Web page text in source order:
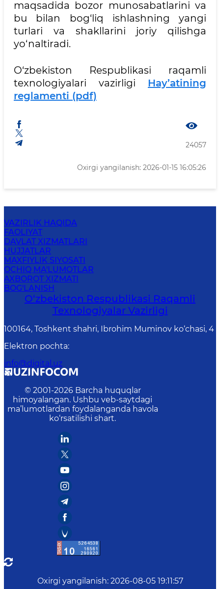
maqsadida bozor munosabatlarini va
bu bilan bog‘liq ishlashning yangi
turlari va shakllarini joriy qilishga
yo‘naltiradi.
O‘zbekiston Respublikasi raqamli
texnologiyalari vazirligi Hay’atining
reglamenti (pdf)
24057
Oxirgi yangilanish: 2026-01-15 16:05:26
VAZIRLIK HAQIDA
FAOLIYAT
DAVLAT XIZMATLARI
HUJJATLAR
MAXFIYLIK SIYOSATI
OCHIQ MA'LUMOTLAR
AXBOROT XIZMATI
BOG'LANISH
O‘zbekiston Respublikasi Raqamli
Texnologiyalar Vazirligi
100164, Toshkent shahri, Ibrohim Muminov ko‘chasi, 4
Elektron pochta:
info@digital.uz
© 2001-2026 Barcha huquqlar
himoyalangan. Ushbu veb-saytdagi
ma’lumotlardan foydalanganda havola
ko‘rsatilishi shart.
Oxirgi yangilanish: 2026-08-05 19:11:57